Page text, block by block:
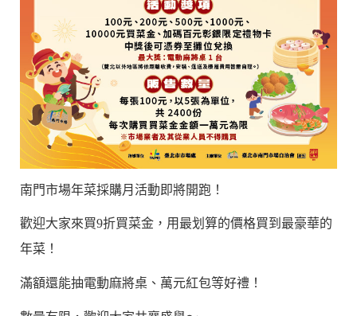
南門市場年菜採購月活動即將開跑！
歡迎大家來買9折買菜金，用最划算的價格買到最豪華的
年菜！
滿額還能抽電動麻將桌、萬元紅包等好禮！